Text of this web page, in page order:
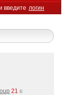
введите логин
21 в